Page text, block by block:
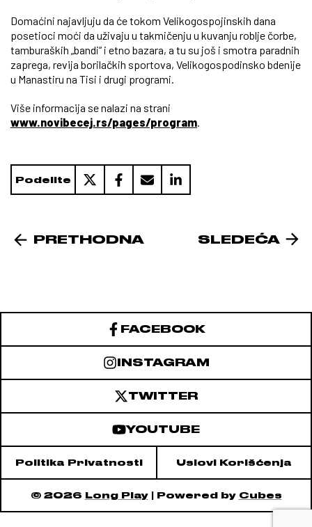
Domaćini najavljuju da će tokom Velikogospojinskih dana
posetioci moći da uživaju u takmičenju u kuvanju roblje čorbe,
tamburaških „bandi“ i etno bazara, a tu su još i smotra paradnih
zaprega, revija borilačkih sportova, Velikogospodinsko bdenije
u Manastiru na Tisi i drugi programi.
Više informacija se nalazi na strani
www.novibecej.rs/pages/program.
Podelite
PRETHODNA SLEDEĆA
FACEBOOK
INSTAGRAM
TWITTER
YOUTUBE
Politika Privatnosti Uslovi Korišćenja
© 2026 Long Play| Powered by Cubes